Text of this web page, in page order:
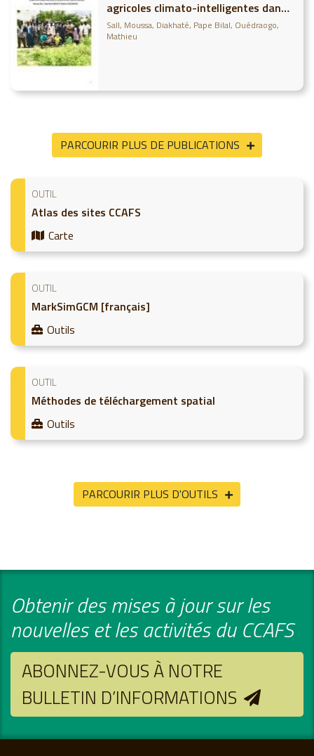
agricoles climato-intelligentes dans
la région de Kaffrine au Sénégal
Sall, Moussa Diakhaté, Pape Bilal Ouédraogo,
Mathieu
PARCOURIR PLUS DE PUBLICATIONS
OUTIL
Atlas des sites CCAFS
Carte
OUTIL
MarkSimGCM [français]
Outils
OUTIL
Méthodes de téléchargement spatial
Outils
PARCOURIR PLUS D'OUTILS
Obtenir des mises à jour sur les
nouvelles et les activités du CCAFS
ABONNEZ-VOUS À NOTRE
BULLETIN D’INFORMATIONS